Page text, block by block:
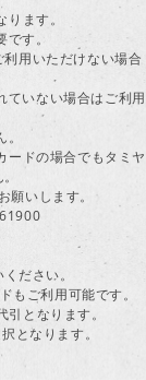
ます。
す。
用いただけない場合
いない場合はご利用
ドの場合でもタミヤ
いします。
ださい。
ご利用可能です。
となります。
となります。